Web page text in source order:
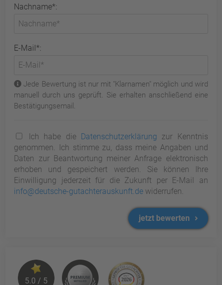
Nachname*:
E-Mail*:
Jede Bewertung ist nur mit "Klarnamen" möglich und wird
manuell durch uns geprüft. Sie erhalten anschließend eine
Bestätigungsemail.
Ich habe die Datenschutzerklärung zur Kenntnis
genommen. Ich stimme zu, dass meine Angaben und
Daten zur Beantwortung meiner Anfrage elektronisch
erhoben und gespeichert werden. Sie können Ihre
Einwilligung jederzeit für die Zukunft per E-Mail an
info@deutsche-gutachterauskunft.de widerrufen.
jetzt bewerten
5.0 / 5